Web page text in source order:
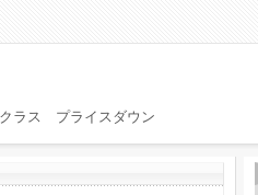
ラス プライスダウン